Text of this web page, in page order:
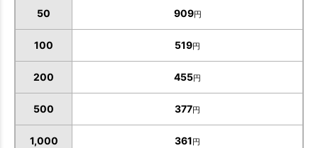
お買い物を続ける カートへ進む
50 909円
100 519円
200 455円
500 377円
1,000 361円